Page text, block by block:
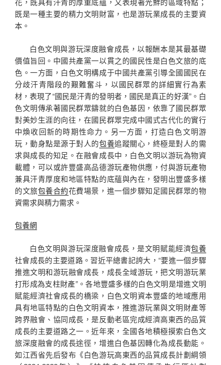
既是一種主要的精力文明財富，也是游玩業成長的主要資
本。
白色文明與游玩深度融會成長，以報酬本是其最基礎
價值旨回。中國共產黨一以貫之的國民性是白色文旅的底
色。一方面，白色文明構成于中國共產黨引導全國國民在
分歧汗青階段的艱難奮斗，以國民群眾的詳細實行為素
材，表現了“國民是汗青的發明者，國民是真正的好漢”。白
色文明傳承著國民群眾鑄就的白色基因，依靠了國民群眾
對美妙生涯的向往，在國民群眾完成中國式古代化的實行
中煥收回新的時期性命力。另一方面，打造白色文明游
玩，動身點是源于對人的包養追蹤關心，終極是對人的需
求與成長的知足。在融會成長中，白色文明以游玩為物資
載體，可以或許豐盛高品德游玩產物供應，付與游玩產物
兼具汗青厚度和地區特點的底蘊與內在，發明出豐盛多樣
的文旅包養合約花費場景，進一個步驟知足國民群眾的物
資需求與精力需求。
包養網
白色文明與游玩深度融會成長，是文明賦能經濟包養
社會成長的主要道路。習近平總書記誇大，“要進一個步驟
推進文明和游玩融會成長，成長全域游玩，把文明游玩業
打形成為支柱財產”。各地豐盛多樣的白色文明是增進文明
賦能經濟社會成長的橋梁，白色文明資本豐盛的地域應用
具有地區特點的白色文明資本，推進游玩業與文明財產等
跨界融會、協同成長，是反動老區完成經濟高東西的品質
成長的主要道路之一。近年來，全國各地積極摸索白色文
旅深度融會的成長途徑，增進白色基因轉化為成長動能。
如江西省先后發布《白色游玩高東西的品質成長計劃綱領